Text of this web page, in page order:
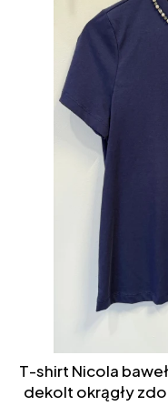
T-shirt Nicola
dekolt okrągły